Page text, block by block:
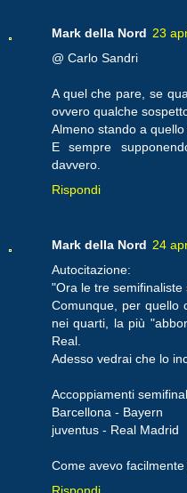
Mark della Nord 23
@ Carlo Sandri
A quel che pare, se
ovvero qualche
Almeno stando a quello
E sempre
davvero.
Rispondi
Mark della Nord 24
Autocitazione:
"Ora le tre semifinaliste
Comunque, per quello
nei quarti, la più
Real.
Adesso vedrai che lo
Accoppiamenti
Barcellona - Bayern
juventus - Real Madrid
Come avevo facilmente
Rispondi